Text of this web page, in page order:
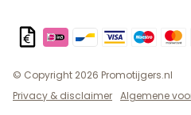
© Copyright 2026 Promotijgers.nl
Privacy & disclaimer Algemene